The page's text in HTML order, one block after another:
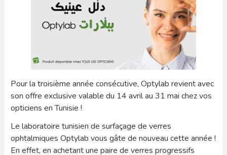
Pour la troisième année consécutive, Optylab revient avec
son offre exclusive valable du 14 avril au 31 mai chez vos
opticiens en Tunisie !
Le laboratoire tunisien de surfaçage de verres
ophtalmiques Optylab vous gâte de nouveau cette année !
En effet, en achetant une paire de verres progressifs